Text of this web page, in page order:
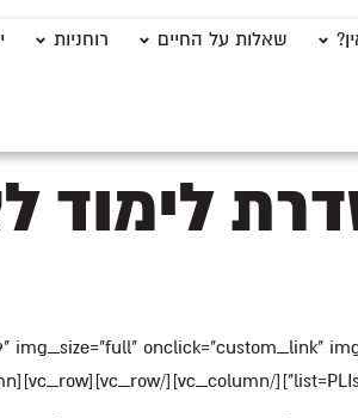
שאלות על החיים רוחניות
לימוד
image="4939" img_size="full"